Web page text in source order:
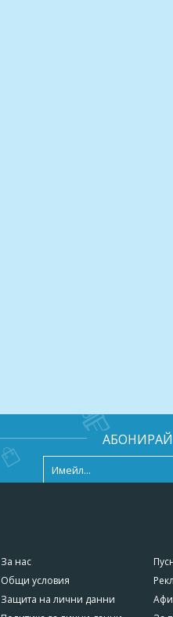
За нас
Общи условия
Защита на лични данни